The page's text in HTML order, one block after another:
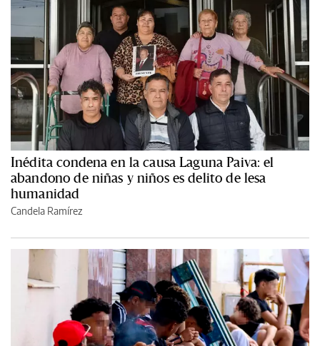
Inédita condena en la causa Laguna Paiva: el
abandono de niñas y niños es delito de lesa
humanidad
Candela Ramírez